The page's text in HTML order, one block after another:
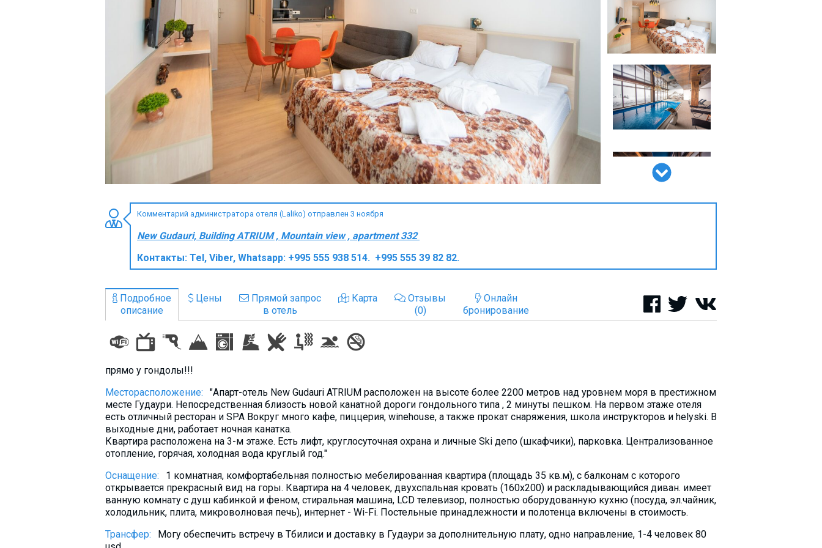
Комментарий администратора отеля (Laliko) отправлен 3 ноября
New Gudauri, Building ATRIUM , Mountain view , apartment 332
Контакты: Tel, Viber, Whatsapp: +995 555 938 514. +995 555 39 82 82.
Подробное
описание
Цены
Прямой запрос
в отель
Карта
Отзывы
(0)
Онлайн
бронирование
прямо у гондолы!!!
Месторасположение:
"Апарт-отель New Gudauri ATRIUM расположен на высоте более 2200 метров над уровнем моря в престижном
месте Гудаури. Непосредственная близость новой канатной дороги гондольного типа , 2 минуты пешком. На первом этаже отеля
есть отличный ресторан и SPA Вокруг много кафе, пиццерия, winehouse, а также прокат снаряжения, школа инструкторов и helyski. В
выходные дни, работает ночная канатка.
Квартира расположена на 3-м этаже. Есть лифт, круглосуточная охрана и личные Ski депо (шкафчики), парковка. Централизованное
отопление, горячая, холодная вода круглый год."
Оснащение:
1 комнатная, комфортабельная полностью мебeлированная квартира (площадь 35 кв.м), с балконам с которого
открывается прекрасный вид на горы. Квартира на 4 человек, двухспальная кровать (160х200) и раскладывающийся диван. имеет
ванную комнату с душ кабинкой и феном, стиральная машина, LCD телевизор, полностью оборудованную кухню (посуда, эл.чайник,
холодильник, плита, микроволновая печь), интернет - Wi-Fi. Постельные принадлежности и полотенца включены в стоимость.
Трансфер:
Могу обеспечить встречу в Тбилиси и доставку в Гудаури за дополнительную плату, одно направление, 1-4 человек 80
ПРОЖИВАНИЕ
Горячие предложения
Долгосрочная аренда
Визы и Документы
Мобильная связь
Безопасность